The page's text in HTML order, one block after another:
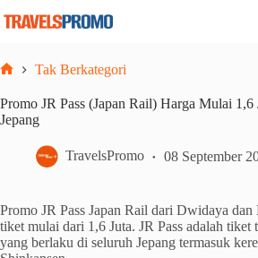
Tak Berkategori
Promo JR Pass (Japan Rail) Harga Mulai
Jepang
TravelsPromo 08 September
Promo JR Pass Japan Rail dari Dwidaya dan
tiket mulai dari 1,6 Juta. JR Pass adalah tiket
yang berlaku di seluruh Jepang termasuk